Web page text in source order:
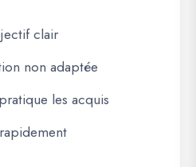
clair
non adaptée
les acquis